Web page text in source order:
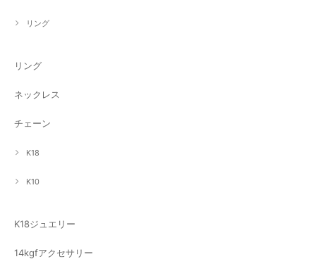
リング
リング
ネックレス
チェーン
K18
K10
K18ジュエリー
14kgfアクセサリー